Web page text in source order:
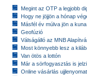
Megint az OTP a legjobb
Hogy ne jöjjön a hónap
Másfél év múlva jön a
Geofúzió
Válságálló az MNB
Most könnyebb lesz a
Van ötös a lottón
Már a sörfogyasztás is
Online vásárlás